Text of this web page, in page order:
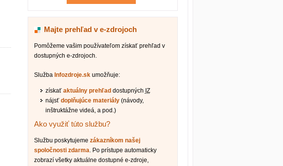
Majte prehľad v e-zdrojoch
Pomôžeme vašim používateľom získať prehľad v
dostupných e-zdrojoch.
Služba Infozdroje.sk umožňuje:
získať aktuálny prehľad dostupných IZ
nájsť doplňujúce materiály(návody,
inštruktážne videá, a pod.)
Ako využiť túto službu?
Službu poskytujemezákazníkom našej
spoločnosti zdarma. Po prístupe automaticky
zobrazí všetky aktuálne dostupné e-zdroje,